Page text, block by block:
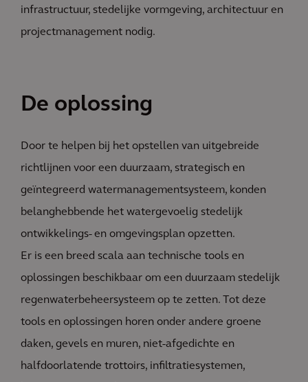
infrastructuur, stedelijke vormgeving, architectuur en
projectmanagement nodig.
De oplossing
Door te helpen bij het opstellen van uitgebreide
richtlijnen voor een duurzaam, strategisch en
geïntegreerd watermanagementsysteem, konden
belanghebbende het watergevoelig stedelijk
ontwikkelings- en omgevingsplan opzetten.
Er is een breed scala aan technische tools en
oplossingen beschikbaar om een duurzaam stedelijk
regenwaterbeheersysteem op te zetten. Tot deze
tools en oplossingen horen onder andere groene
daken, gevels en muren, niet-afgedichte en
halfdoorlatende trottoirs, infiltratiesystemen,